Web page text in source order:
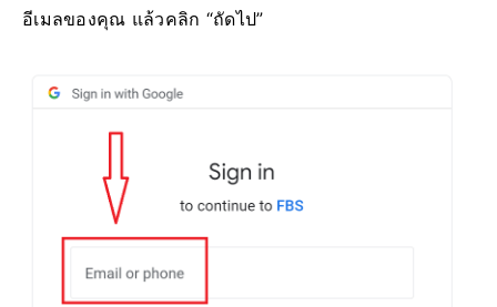
อีเมลของคุณ แล้วคลิก “ถัดไป”